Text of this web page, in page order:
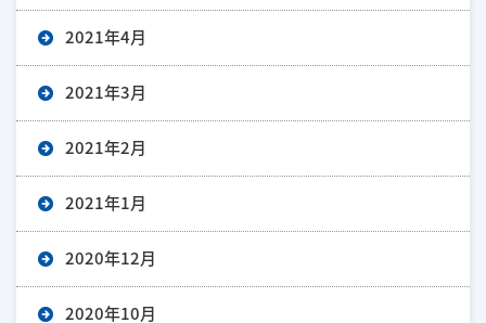
2021年4月
2021年3月
2021年2月
2021年1月
2020年12月
2020年10月